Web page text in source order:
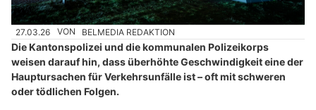
27.03.26 VON BELMEDIA REDAKTION
Die Kantonspolizei und die kommunalen Polizeikorps
weisen darauf hin, dass überhöhte Geschwindigkeit eine der
Hauptursachen für Verkehrsunfälle ist – oft mit schweren
oder tödlichen Folgen.